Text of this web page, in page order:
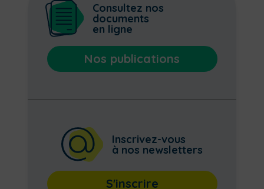
Consultez nos
documents
en ligne
Nos publications
Inscrivez-vous
à nos newsletters
S'inscrire